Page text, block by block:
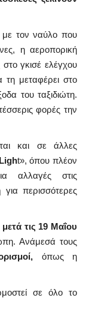
με τον ναύλο που
η αεροπορική
στο γκισέ ελέγχου
μεταφέρει στο
του ταξιδιώτη.
φορές την
και σε άλλες
t», όπου πλέον
αλλαγές στις
για περισσότερες
μετά τις 19 Μαΐου
Ανάμεσά τους
όπως η
σε όλο το